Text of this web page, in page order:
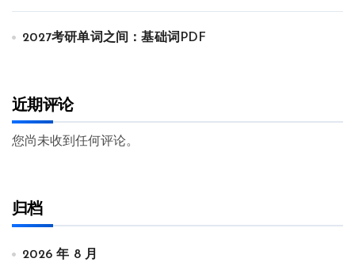
2027考研单词之间：基础词PDF
近期评论
您尚未收到任何评论。
归档
2026 年 8 月